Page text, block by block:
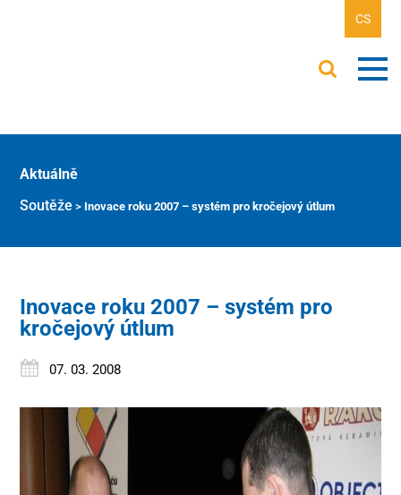
CS
Aktuálně
Soutěže > Inovace roku 2007 – systém pro kročejový útlum
Inovace roku 2007 – systém pro
kročejový útlum
07. 03. 2008